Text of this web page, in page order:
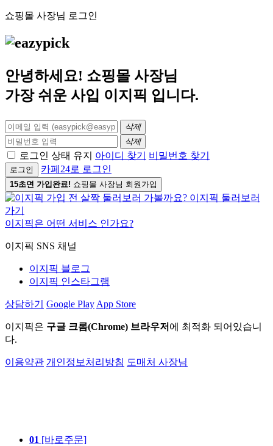
쇼핑몰 사장님 로그인
안녕하세요! 쇼핑몰 사장님
가장 쉬운 사입 이지픽 입니다.
삭제
삭제
로그인 상태 유지 아이디 찾기 비밀번호 찾기
로그인 카페24로 로그인
15초면 가입완료! 쇼핑몰 사장님 회원가입
이지픽은 어떤 서비스 인가요?
이지픽 SNS 채널
이지픽 블로그
이지픽 인스타그램
상담하기 Google Play App Store
이지픽은 구글 크롬(Chrome) 브라우저 에 최적화 되어있습니
다.
이용약관 개인정보처리방침 도매처 사장님
01 [바로주문]